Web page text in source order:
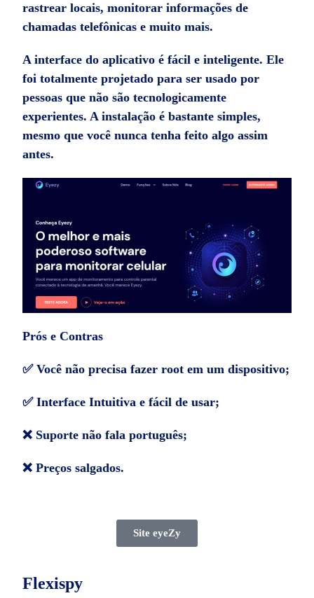
rastrear locais, monitorar informações de
chamadas telefônicas e muito mais.
A interface do aplicativo é fácil e inteligente. Ele
foi totalmente projetado para ser usado por
pessoas que não são tecnologicamente
experientes. A instalação é bastante simples,
mesmo que você nunca tenha feito algo assim
antes.
Prós e Contras
✅ Você não precisa fazer root em um dispositivo;
✅ Interface Intuitiva e fácil de usar;
❌ Suporte não fala português;
❌ Preços salgados.
Site eyeZy
Flexispy